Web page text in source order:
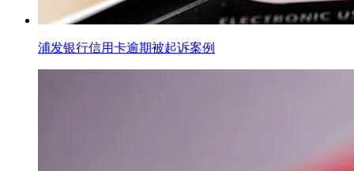
浦发银行信用卡逾期被起诉案例